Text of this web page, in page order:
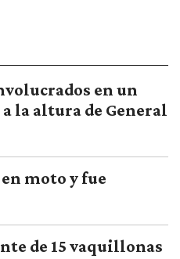
en un
la altura de General
moto y fue
de 15 vaquillonas